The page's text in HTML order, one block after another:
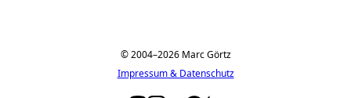
© 2004–2026 Marc Görtz
Impressum & Datenschutz